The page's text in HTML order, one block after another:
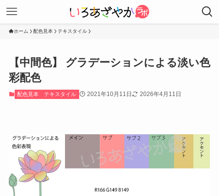
ホーム 配色見本 テキスタイル
【中間色】 グラデーションによる淡い色
彩配色
配色見本 テキスタイル 2021年10月11日 2026年4月11日